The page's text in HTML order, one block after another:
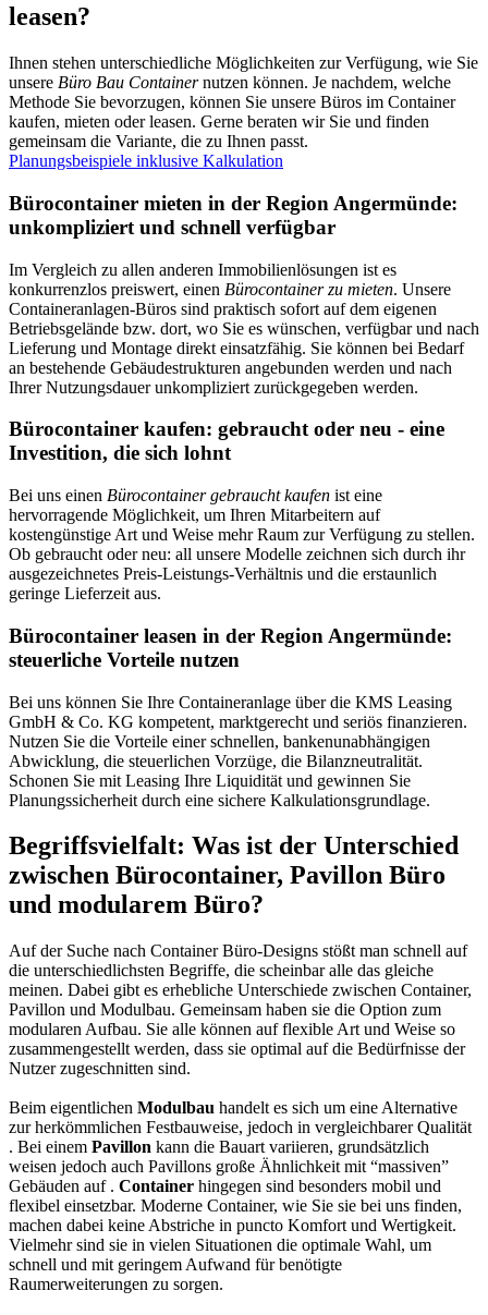
leasen?
Ihnen stehen unterschiedliche Möglichkeiten zur Verfügung, wie Sie
unsere Büro Bau Containernutzen können. Je nachdem, welche
Methode Sie bevorzugen, können Sie unsere Büros im Container
kaufen, mieten oder leasen. Gerne beraten wir Sie und finden
gemeinsam die Variante, die zu Ihnen passt.
Planungsbeispiele inklusive Kalkulation
Bürocontainer mieten in der Region Angermünde:
unkompliziert und schnell verfügbar
Im Vergleich zu allen anderen Immobilienlösungen ist es
konkurrenzlos preiswert, einen Bürocontainer zu mieten. Unsere
Containeranlagen-Büros sind praktisch sofort auf dem eigenen
Betriebsgelände bzw. dort, wo Sie es wünschen, verfügbar und nach
Lieferung und Montage direkt einsatzfähig. Sie können bei Bedarf
an bestehende Gebäudestrukturen angebunden werden und nach
Ihrer Nutzungsdauer unkompliziert zurückgegeben werden.
Bürocontainer kaufen: gebraucht oder neu - eine
Investition, die sich lohnt
Bei uns einen Bürocontainer gebraucht kaufen ist eine
hervorragende Möglichkeit, um Ihren Mitarbeitern auf
kostengünstige Art und Weise mehr Raum zur Verfügung zu stellen.
Ob gebraucht oder neu: all unsere Modelle zeichnen sich durch ihr
ausgezeichnetes Preis-Leistungs-Verhältnis und die erstaunlich
geringe Lieferzeit aus.
Bürocontainer leasen in der Region Angermünde:
steuerliche Vorteile nutzen
Bei uns können Sie Ihre Containeranlage über die KMS Leasing
GmbH & Co. KG kompetent, marktgerecht und seriös finanzieren.
Nutzen Sie die Vorteile einer schnellen, bankenunabhängigen
Abwicklung, die steuerlichen Vorzüge, die Bilanzneutralität.
Schonen Sie mit Leasing Ihre Liquidität und gewinnen Sie
Planungssicherheit durch eine sichere Kalkulationsgrundlage.
Begriffsvielfalt: Was ist der Unterschied
zwischen Bürocontainer, Pavillon Büro
und modularem Büro?
Auf der Suche nach Container Büro-Designs stößt man schnell auf
die unterschiedlichsten Begriffe, die scheinbar alle das gleiche
meinen. Dabei gibt es erhebliche Unterschiede zwischen Container,
Pavillon und Modulbau. Gemeinsam haben sie die Option zum
modularen Aufbau. Sie alle können auf flexible Art und Weise so
zusammengestellt werden, dass sie optimal auf die Bedürfnisse der
Nutzer zugeschnitten sind.
Beim eigentlichen Modulbau handelt es sich um eine Alternative
zur herkömmlichen Festbauweise, jedoch in vergleichbarer Qualität
. Bei einem Pavillon kann die Bauart variieren, grundsätzlich
weisen jedoch auch Pavillons große Ähnlichkeit mit “massiven”
Gebäuden auf . Container hingegen sind besonders mobil und
flexibel einsetzbar. Moderne Container, wie Sie sie bei uns finden,
machen dabei keine Abstriche in puncto Komfort und Wertigkeit.
Vielmehr sind sie in vielen Situationen die optimale Wahl, um
schnell und mit geringem Aufwand für benötigte
Raumerweiterungen zu sorgen.